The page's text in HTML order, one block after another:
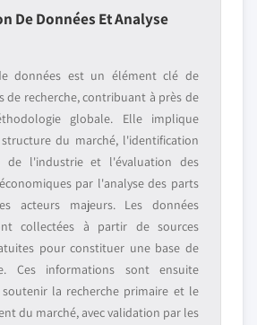
De Données Et Analyse
données est un élément clé de
de recherche, contribuant à près de
globale. Elle implique
du marché, l'identification
de l'industrie et l'évaluation des
par l'analyse des parts
acteurs majeurs. Les données
collectées à partir de sources
pour constituer une base de
Ces informations sont ensuite
la recherche primaire et le
du marché, avec validation par les